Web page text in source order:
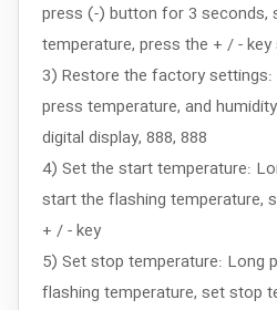
press (-) button for 3 seconds,
temperature, press the + / - key
3) Restore the factory
press temperature, and
digital display, 888, 888
4) Set the start temperature:
start the flashing temperature,
+ / - key
5) Set stop temperature: Long
flashing temperature, set stop